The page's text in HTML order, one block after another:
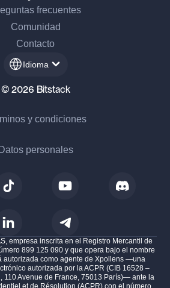
frecuentes
Comunidad
Contacto
Idioma
© 2026 Bitstack
y condiciones
Datos personales
empresa inscrita en el Registro Mercantil de
899 125 090 y que opera bajo el nombre
autorizada como agente de Xpollens —una
autorizada por la ACPR (CIB 16528 –
110 Avenue de France, 75013 París)— ante la
et de Résolution (ACPR) con el número